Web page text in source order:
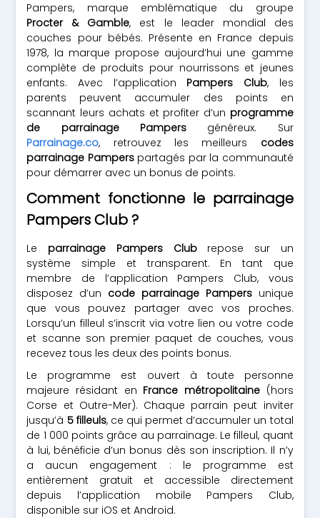
Pampers, marque emblématique du groupe
Procter & Gamble, est le leader mondial des
couches pour bébés. Présente en France depuis
1978, la marque propose aujourd’hui une gamme
complète de produits pour nourrissons et jeunes
enfants. Avec l’application Pampers Club, les
parents peuvent accumuler des points en
scannant leurs achats et profiter d’un programme
de parrainage Pampers généreux. Sur
Parrainage.co, retrouvez les meilleurs codes
parrainage Pamperspartagés par la communauté
pour démarrer avec un bonus de points.
Comment fonctionne le parrainage
Pampers Club ?
Le parrainage Pampers Clubrepose sur un
système simple et transparent. En tant que
membre de l’application Pampers Club, vous
disposez d’un code parrainage Pampersunique
que vous pouvez partager avec vos proches.
Lorsqu’un filleul s’inscrit via votre lien ou votre code
et scanne son premier paquet de couches, vous
recevez tous les deux des points bonus.
Le programme est ouvert à toute personne
majeure résidant en France métropolitaine(hors
Corse et Outre-Mer). Chaque parrain peut inviter
jusqu’à 5 filleuls, ce qui permet d’accumuler un total
de 1 000 points grâce au parrainage. Le filleul, quant
à lui, bénéficie d’un bonus dès son inscription. Il n’y
a aucun engagement : le programme est
entièrement gratuit et accessible directement
depuis l’application mobile Pampers Club,
disponible sur iOS et Android.